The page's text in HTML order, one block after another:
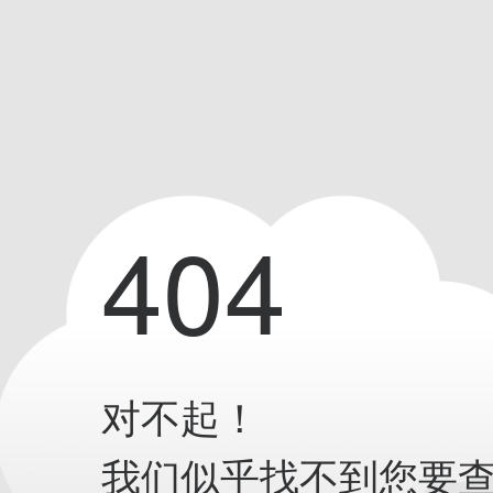
404
对不起！
我们似乎找不到您要